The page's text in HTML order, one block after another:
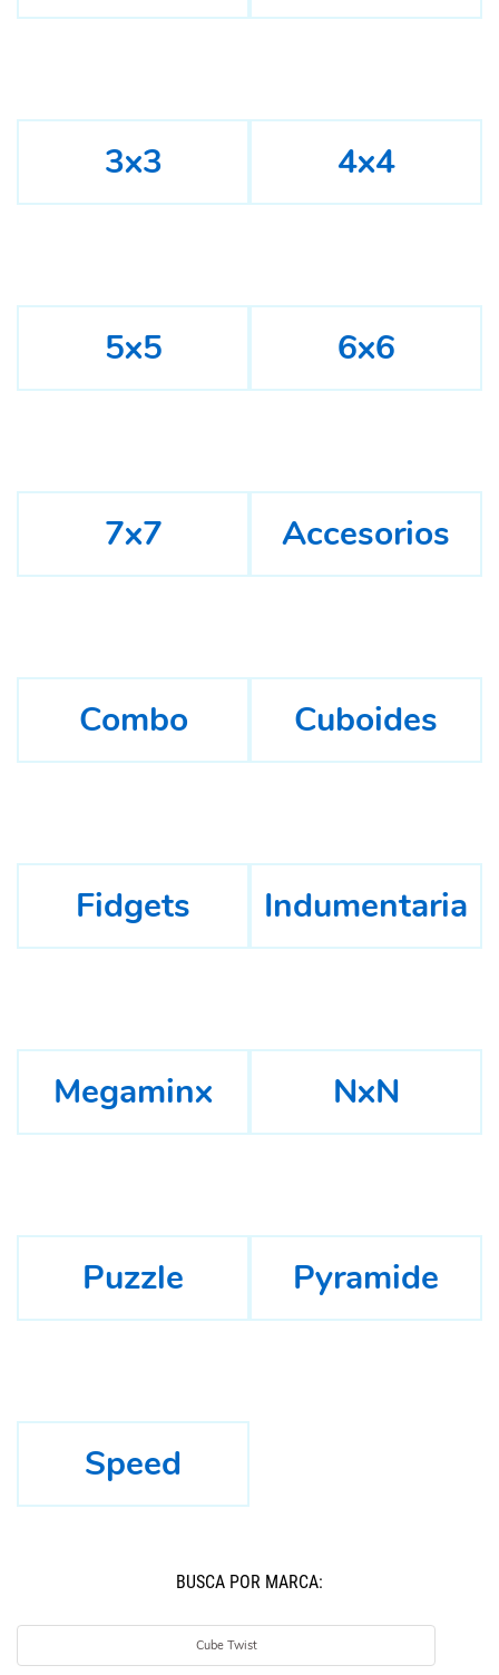
3x3 4x4
5x5 6x6
7x7 Accesorios
Combo Cuboides
Fidgets Indumentaria
Megaminx NxN
Puzzle Pyramide
Speed
BUSCÁ POR MARCA:
Cube Twist